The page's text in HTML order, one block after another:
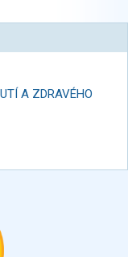
A ZDRAVÉHO